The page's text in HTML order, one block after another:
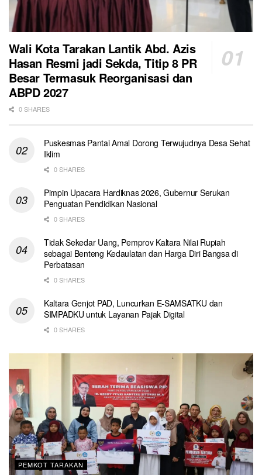
Wali Kota Tarakan Lantik Abd. Azis
Hasan Resmi jadi Sekda, Titip 8 PR
Besar Termasuk Reorganisasi dan
ABPD 2027
0 SHARES
Puskesmas Pantai Amal Dorong Terwujudnya Desa Sehat
Iklim
0 SHARES
Pimpin Upacara Hardiknas 2026, Gubernur Serukan
Penguatan Pendidikan Nasional
0 SHARES
Tidak Sekedar Uang, Pemprov Kaltara Nilai Rupiah
sebagai Benteng Kedaulatan dan Harga Diri Bangsa di
Perbatasan
0 SHARES
Kaltara Genjot PAD, Luncurkan E-SAMSATKU dan
SIMPADKU untuk Layanan Pajak Digital
0 SHARES
PEMKOT TARAKAN